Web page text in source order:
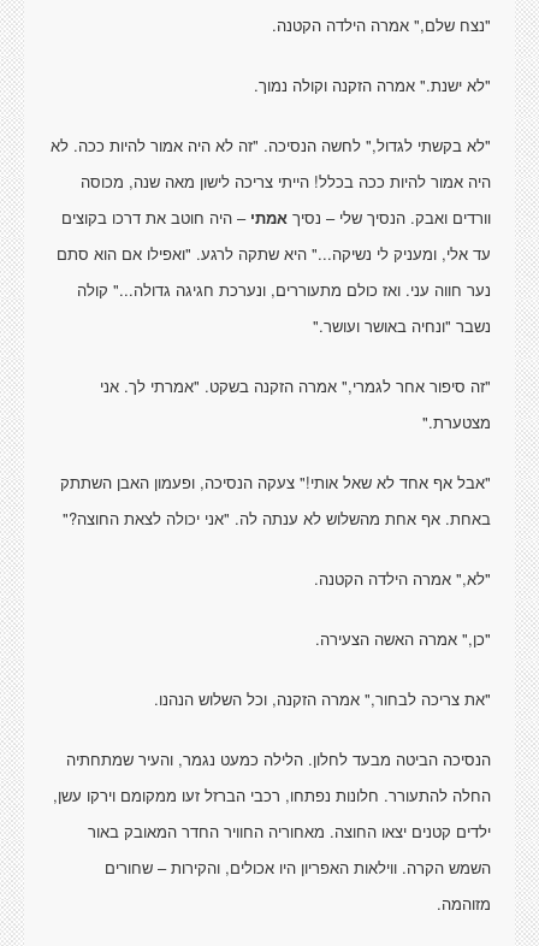
"נצח שלם," אמרה הילדה הקטנה.
"לא ישנת." אמרה הזקנה וקולה נמוך.
"לא בקשתי לגדול," לחשה הנסיכה. "זה לא היה אמור להיות ככה. לא
היה אמור להיות ככה בכלל! הייתי צריכה לישון מאה שנה, מכוסה
וורדים ואבק. הנסיך שלי – נסיך אמתי – היה חוטב את דרכו בקוצים
עד אלי, ומעניק לי נשיקה..." היא שתקה לרגע. "ואפילו אם הוא סתם
נער חווה עני. ואז כולם מתעוררים, ונערכת חגיגה גדולה..." קולה
נשבר "ונחיה באושר ועושר."
"זה סיפור אחר לגמרי," אמרה הזקנה בשקט. "אמרתי לך. אני
מצטערת."
"אבל אף אחד לא שאל אותי!" צעקה הנסיכה, ופעמון האבן השתתק
באחת. אף אחת מהשלוש לא ענתה לה. "אני יכולה לצאת החוצה?"
"לא," אמרה הילדה הקטנה.
"כן," אמרה האשה הצעירה.
"את צריכה לבחור," אמרה הזקנה, וכל השלוש הנהנו.
הנסיכה הביטה מבעד לחלון. הלילה כמעט נגמר, והעיר שמתחתיה
החלה להתעורר. חלונות נפתחו, רכבי הברזל זעו ממקומם וירקו עשן,
ילדים קטנים יצאו החוצה. מאחוריה החוויר החדר המאובק באור
השמש הקרה. ווילאות האפריון היו אכולים, והקירות – שחורים
מזוהמה.